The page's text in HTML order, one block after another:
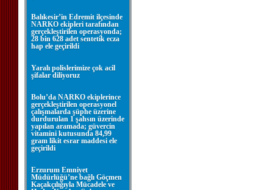
Balıkesir’in Edremit ilçesinde
NARKO ekipleri tarafından
gerçekleştirilen operasyonda;
28 bin 628 adet sentetik ecza
hap ele geçirildi
Yaralı polislerimize çok acil
şifalar diliyoruz
Bolu’da NARKO ekiplerince
gerçekleştirilen operasyonel
çalışmalarda şüphe üzerine
durdurulan 1 şahsın üzerinde
yapılan aramada; güvercin
vitamini kutusunda 84,99
gram likit esrar maddesi ele
geçirildi
Erzurum Emniyet
Müdürlüğü’ne bağlı Göçmen
Kaçakçılığıyla Mücadele ve